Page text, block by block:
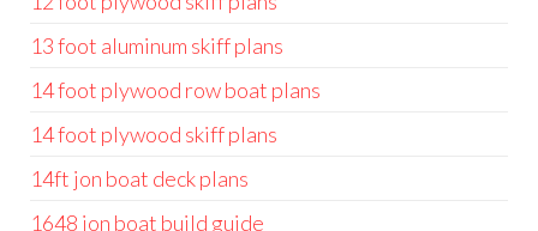
13 foot aluminum skiff plans
14 foot plywood row boat plans
14 foot plywood skiff plans
14ft jon boat deck plans
1648 jon boat build guide